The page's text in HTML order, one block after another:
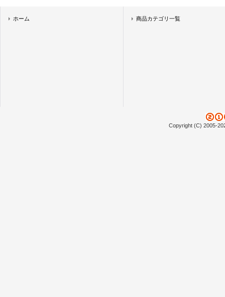
ホーム 商品カテゴリ一覧
Copyright (C) 2005-